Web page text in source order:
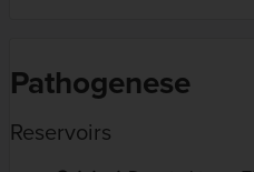
Pathogenese
Reservoirs